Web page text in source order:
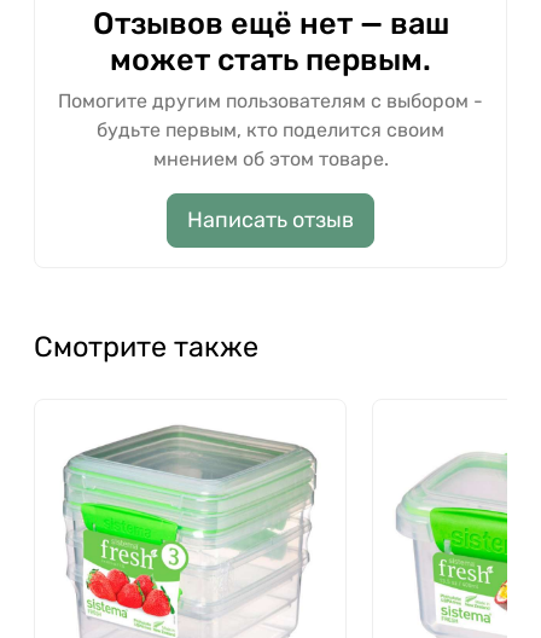
Отзывов ещё нет — ваш
может стать первым.
Помогите другим пользователям с выбором -
будьте первым, кто поделится своим
мнением об этом товаре.
Написать отзыв
Смотрите также